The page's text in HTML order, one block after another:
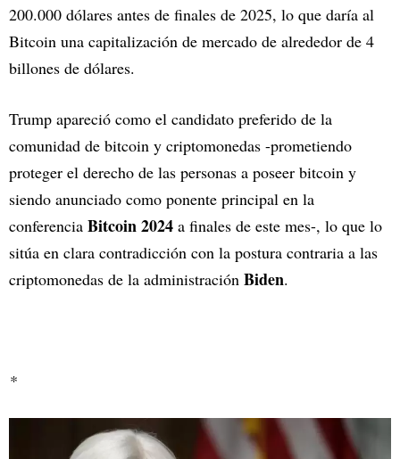
200.000 dólares antes de finales de 2025, lo que daría al
Bitcoin una capitalización de mercado de alrededor de 4
billones de dólares.
Trump apareció como el candidato preferido de la
comunidad de bitcoin y criptomonedas -prometiendo
proteger el derecho de las personas a poseer bitcoin y
siendo anunciado como ponente principal en la
conferencia Bitcoin 2024 a finales de este mes-, lo que lo
sitúa en clara contradicción con la postura contraria a las
criptomonedas de la administración Biden.
*